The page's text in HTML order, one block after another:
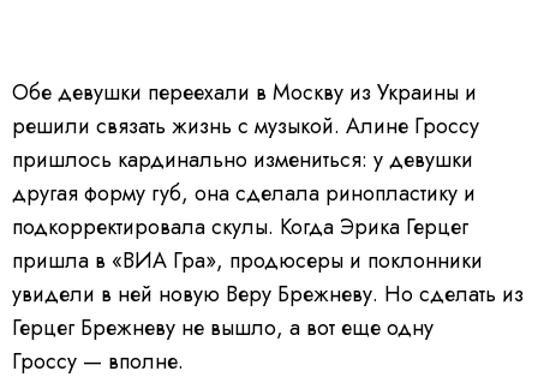
Обе девушки переехали в Москву из Украины и
решили связать жизнь с музыкой. Алине Гроссу
пришлось кардинально измениться: у девушки
другая форму губ, она сделала ринопластику и
подкорректировала скулы. Когда Эрика Герцег
пришла в «ВИА Гра», продюсеры и поклонники
увидели в ней новую Веру Брежневу. Но сделать из
Герцег Брежневу не вышло, а вот еще одну
Гроссу — вполне.